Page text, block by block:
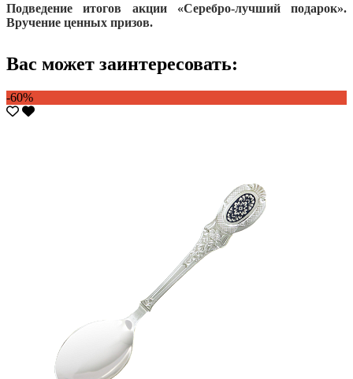
Подведение итогов акции «Серебро-лучший подарок».
Вручение ценных призов.
Вас может заинтересовать:
-60%